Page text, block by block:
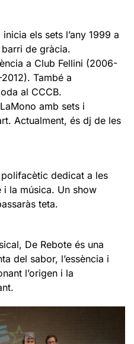
els sets l’any 1999 a
de gràcia.
a Club Fellini (2006-
També a
al CCCB.
amb sets i
Actualment, és dj de les
dedicat a les
la música. Un show
teta.
De Rebote és una
del sabor, l’essència i
l’origen i la